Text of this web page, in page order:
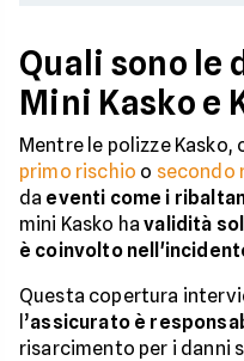
Quali sono le
Mini Kasko e
Mentre le polizze Kasko,
primo rischio o secondo
da eventi come i
mini Kasko havalidità
è coinvolto
Questa copertura
l’assicurato è
risarcimento per i danni